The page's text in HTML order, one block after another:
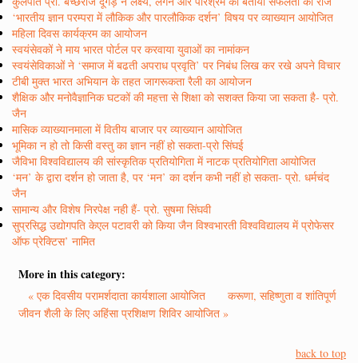
‘भारतीय ज्ञान परम्परा में लौकिक और पारलौकिक दर्शन’ विषय पर व्याख्यान आयोजित
महिला दिवस कार्यक्रम का आयोजन
स्वयंसेवकों ने माय भारत पोर्टल पर करवाया युवाओं का नामांकन
स्वयंसेविकाओं ने ‘समाज में बढती अपराध प्रवृति’ पर निबंध लिख कर रखे अपने विचार
टीबी मुक्त भारत अभियान के तहत जागरूकता रैली का आयोजन
शैक्षिक और मनोवैज्ञानिक घटकों की महत्ता से शिक्षा को सशक्त किया जा सकता है- प्रो.
जैन
मासिक व्याख्यानमाला में वितीय बाजार पर व्याख्यान आयोजित
भूमिका न हो तो किसी वस्तु का ज्ञान नहीं हो सकता-प्रो सिंघई
जैविभा विश्वविद्यालय की सांस्कृतिक प्रतियोगिता में नाटक प्रतियोगिता आयोजित
‘मन’ के द्वारा दर्शन हो जाता है, पर ‘मन’ का दर्शन कभी नहीं हो सकता- प्रो. धर्मचंद
जैन
सामान्य और विशेष निरपेक्ष नही हैं- प्रो. सुषमा सिंघवी
सुप्रसिद्ध उद्योगपति केएल पटावरी को किया जैन विश्वभारती विश्वविद्यालय में प्रोफेसर
ऑफ प्रेक्टिस’ नामित
More in this category:
« एक दिवसीय परामर्शदाता कार्यशाला आयोजित
करूणा, सहिष्णुता व शांतिपूर्ण
जीवन शैली के लिए अहिंसा प्रशिक्षण शिविर आयोजित »
back to top